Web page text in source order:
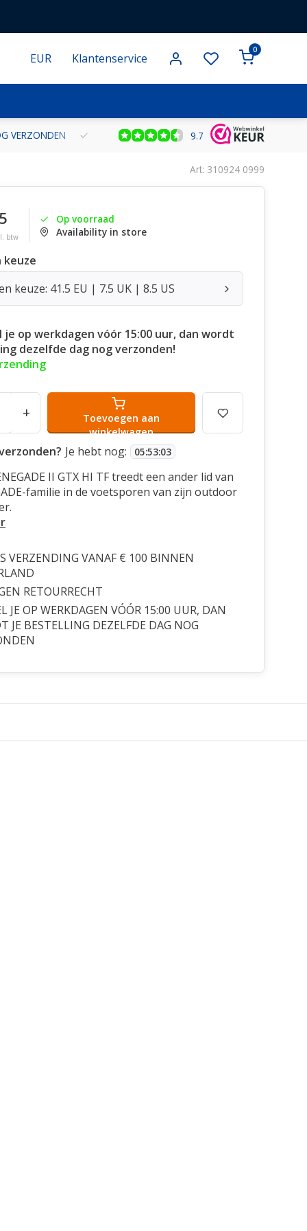
EUR Klantenservice
0
VERZONDEN GRATIS VERZENDING VANAF € 100 BINNEN
9.7
Art: 310924 0999
btw
Op voorraad
Availability in store
keuze
keuze: 41.5 EU | 7.5 UK | 8.5 US
je op werkdagen vóór 15:00 uur, dan wordt
dezelfde dag nog verzonden!
+
Toevoegen aan
winkelwagen
Je hebt nog: 05:53:02
II GTX HI TF treedt een ander lid van
familie in de voetsporen van zijn outdoor
VERZENDING VANAF € 100 BINNEN
RETOURRECHT
JE OP WERKDAGEN VÓÓR 15:00 UUR, DAN
JE BESTELLING DEZELFDE DAG NOG